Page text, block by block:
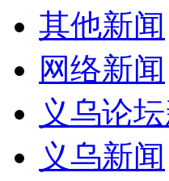
其他新闻
网络新闻
义乌论
义乌新闻